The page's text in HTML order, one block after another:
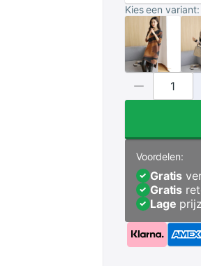
Kies een variant:
Voordelen:
Gratis
Gratis
Lage